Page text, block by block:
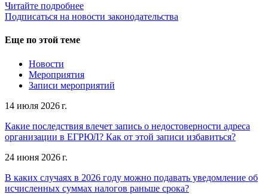
Читайте подробнее
Подписаться на новости законодательства
Еще по этой теме
Новости
Мероприятия
Записи мероприятий
14 июля 2026 г.
Какие последствия влечет запись о недостоверности адреса
организации в ЕГРЮЛ? Как от этой записи избавиться?
24 июня 2026 г.
В каких случаях в 2026 году можно подавать уведомление об
исчисленных суммах налогов раньше срока?